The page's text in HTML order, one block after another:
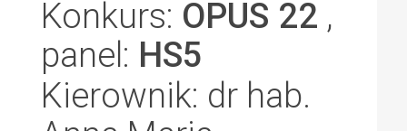
Konkurs: OPUS 22 ,
panel: HS5
Kierownik: dr hab.